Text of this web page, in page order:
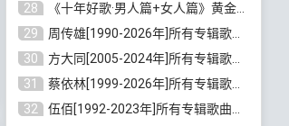
28
《十年好歌·男人篇+女人篇》黄金国语珍藏6CD[无损WAV/MP3/4.09GB]百度云网盘下载
29
周传雄[1990-2026年]所有专辑歌曲全集[无损FLAC/MP3/10GB]百度云网盘下载
30
方大同[2005-2024年]所有专辑歌曲合集[高品质MP3+无损FLAC/7.59GB]百度云网盘下载
31
蔡依林[1999-2026年]所有专辑歌曲合集[无损FLAC/MP3/23.32GB]百度云网盘下载
32
伍佰[1992-2023年]所有专辑歌曲合集[高品质MP3/320K/3.92GB]百度云网盘下载